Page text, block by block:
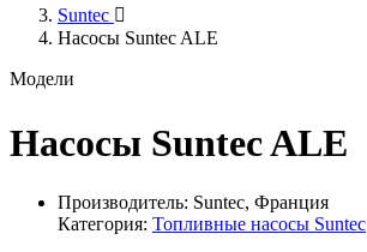
Suntec 
Насосы Suntec ALE
Модели
Насосы Suntec ALE
Производитель: Suntec, Франция
Категория: Топливные насосы Suntec